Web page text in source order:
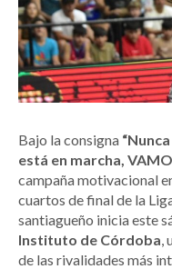
Bajo la consigna
está en marcha,
campaña motivacional
cuartos de final de la
santiagueño inicia este
Instituto de Córdoba
de las rivalidades más